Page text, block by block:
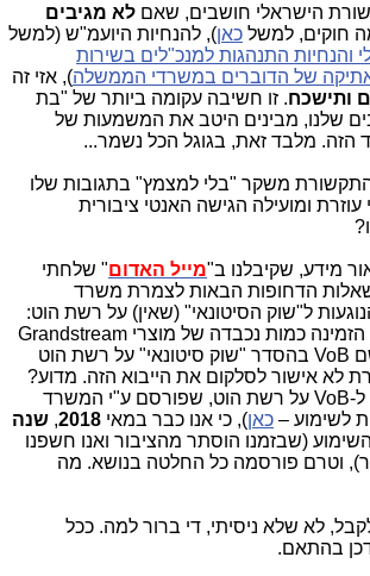
הישראלי חושבים, שאם לא מגיבים
חוקים, למשל כאן), להנחיות היועמ"ש (למשל
והנחיות התנהגות למנכ"לים בשירות
של הדוברים במשרדי הממשלה), אזי זה
ותישכח. זו חשיבה עקומה ביותר של "בת
שלנו, מבינים היטב את המשמעות של
הזה. מלבד זאת, בגוגל הכל נשמר...
משקר "בלי למצמץ" בתגובות שלו
ומועילה הגישה האנטי ציבורית
מידע, שקיבלנו ב"מייל האדום" שלחתי
הדחופות הבאות לצמרת משרד
ל"שוק הסיטונאי" (שאין) על רשת הוט:
Grandstream
VoB בהסדר "שוק סיטונאי" על רשת הוט
לא אישור לסלקום את הייבוא הזה. מדוע?
VoB על רשת הוט, שפורסם ע"י המשרד
לשימוע – כאן), כי אנו כבר במאי 2018
, שנה
(שבזמנו הוסתר מהציבור ואנו חשפנו
וטרם פורסמה כל החלטה בנושא. מה
לא שלא ניסיתי, די ברור למה. ככל
בהתאם.